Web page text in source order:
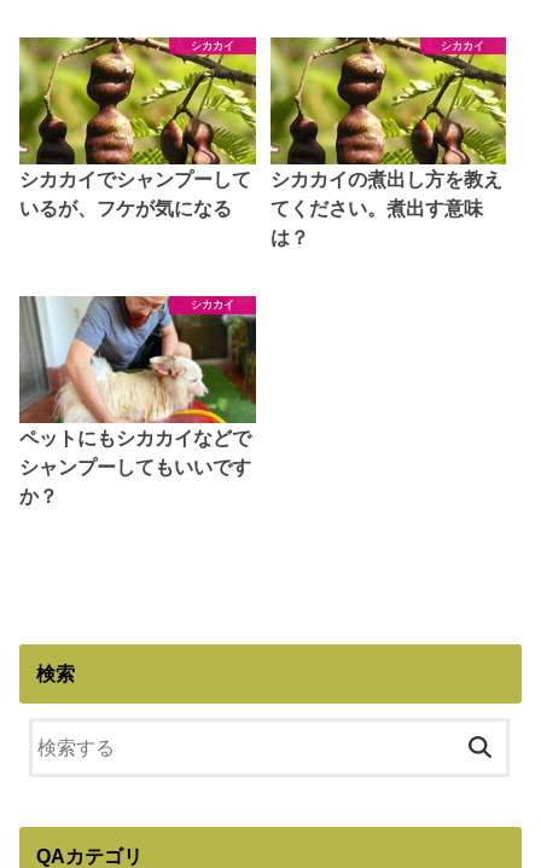
シカカイ
シカカイでシャンプーして
いるが、フケが気になる
シカカイ
シカカイの煮出し方を教え
てください。煮出す意味
は？
シカカイ
ペットにもシカカイなどで
シャンプーしてもいいです
か？
検索
QAカテゴリ